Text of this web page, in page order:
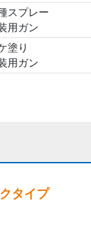
スプレー
用ガン
塗り
用ガン
タイプ